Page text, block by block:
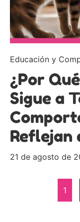
Educación y
¿Por
Sigue a
Reflejan
21 de agosto de
1